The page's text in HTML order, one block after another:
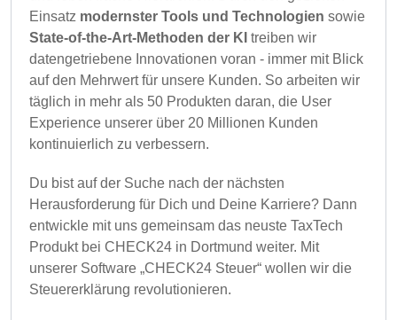
Einsatz modernster Tools und Technologien sowie
State-of-the-Art-Methoden der KI treiben wir
datengetriebene Innovationen voran - immer mit Blick
auf den Mehrwert für unsere Kunden. So arbeiten wir
täglich in mehr als 50 Produkten daran, die User
Experience unserer über 20 Millionen Kunden
kontinuierlich zu verbessern.
Du bist auf der Suche nach der nächsten
Herausforderung für Dich und Deine Karriere? Dann
entwickle mit uns gemeinsam das neuste TaxTech
Produkt bei CHECK24 in Dortmund weiter. Mit
unserer Software „CHECK24 Steuer“ wollen wir die
Steuererklärung revolutionieren.